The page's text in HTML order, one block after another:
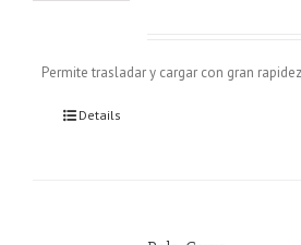
Permite trasladar y cargar con gran
Details